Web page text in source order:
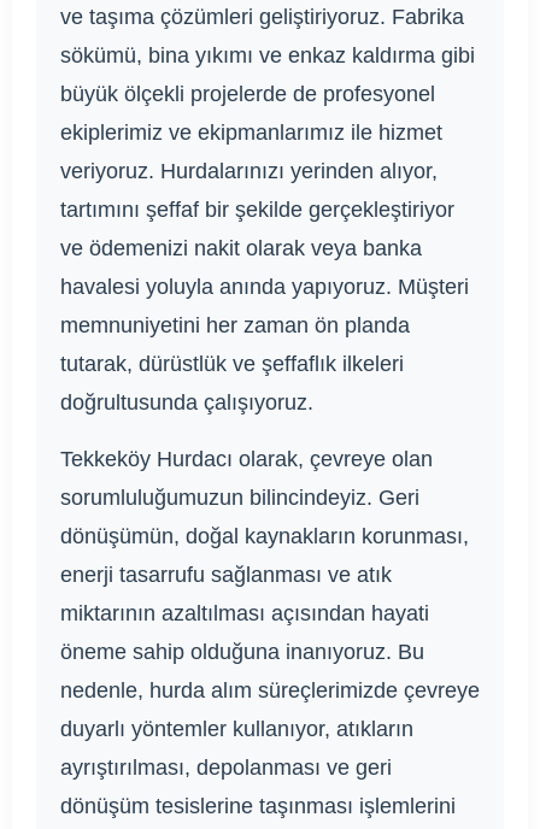
ve taşıma çözümleri geliştiriyoruz. Fabrika
sökümü, bina yıkımı ve enkaz kaldırma gibi
büyük ölçekli projelerde de profesyonel
ekiplerimiz ve ekipmanlarımız ile hizmet
veriyoruz. Hurdalarınızı yerinden alıyor,
tartımını şeffaf bir şekilde gerçekleştiriyor
ve ödemenizi nakit olarak veya banka
havalesi yoluyla anında yapıyoruz. Müşteri
memnuniyetini her zaman ön planda
tutarak, dürüstlük ve şeffaflık ilkeleri
doğrultusunda çalışıyoruz.
Tekkeköy Hurdacı olarak, çevreye olan
sorumluluğumuzun bilincindeyiz. Geri
dönüşümün, doğal kaynakların korunması,
enerji tasarrufu sağlanması ve atık
miktarının azaltılması açısından hayati
öneme sahip olduğuna inanıyoruz. Bu
nedenle, hurda alım süreçlerimizde çevreye
duyarlı yöntemler kullanıyor, atıkların
ayrıştırılması, depolanması ve geri
dönüşüm tesislerine taşınması işlemlerini